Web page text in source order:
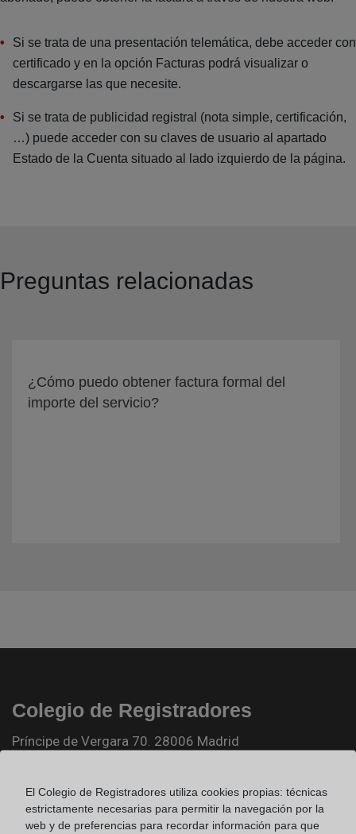
Si se trata de una presentación telemática, debe acceder con
certificado y en la opción Facturas podrá visualizar o
descargarse las que necesite.
Si se trata de publicidad registral (nota simple, certificación,
…) puede acceder con su claves de usuario al apartado
Estado de la Cuenta situado al lado izquierdo de la página.
Preguntas relacionadas
¿Cómo puedo obtener factura formal del
importe del servicio?
Colegio de Registradores
Príncipe de Vergara 70. 28006 Madrid
Fax:91 564 11 59
Email:contacto@registradores.org
El Colegio de Registradores utiliza cookies propias: técnicas
estrictamente necesarias para permitir la navegación por la
web y de preferencias para recordar información para que